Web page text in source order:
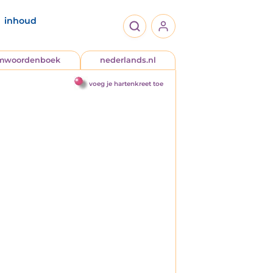
inhoud
nederlands.nl
voeg je hartenkreet toe